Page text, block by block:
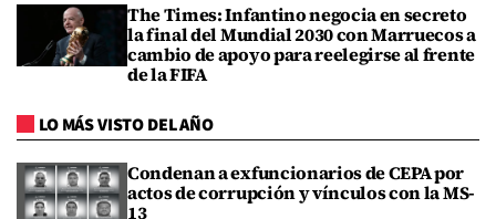
The Times: Infantino negocia en secreto
la final del Mundial 2030 con Marruecos a
cambio de apoyo para reelegirse al frente
de la FIFA
LO MÁS VISTO DEL AÑO
Condenan a exfuncionarios de CEPA por
actos de corrupción y vínculos con la MS-
13